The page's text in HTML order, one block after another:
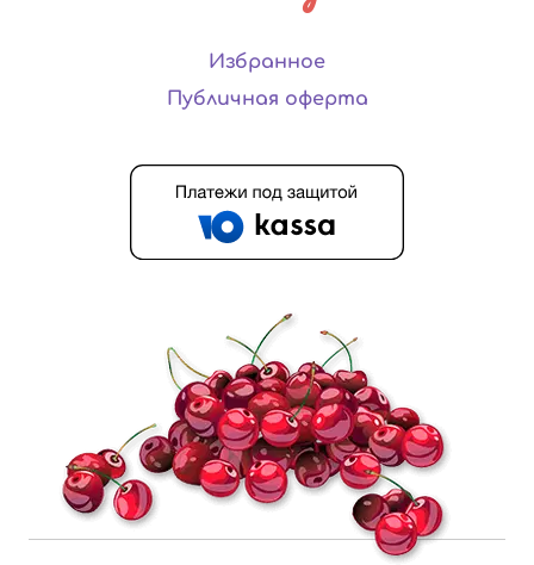
Избранное
Публичная оферта